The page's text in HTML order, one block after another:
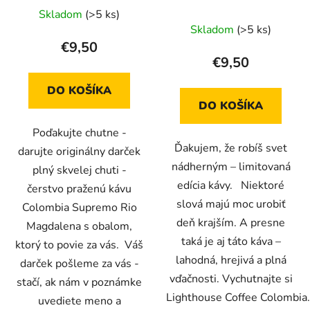
Skladom (>5 ks)
€9,50
DO KOŠÍKA
Poďakujte chutne -
darujte originálny darček
plný skvelej chuti -
čerstvo praženú kávu
Colombia Supremo Rio
Magdalena s obalom,
ktorý to povie za vás. Váš
darček pošleme za vás -
stačí, ak nám v poznámke
uvediete meno a
Skladom (>5 ks)
€9,50
DO KOŠÍKA
Ďakujem, že robíš svet
nádherným – limitovaná
edícia kávy. Niektoré
slová majú moc urobiť
deň krajším. A presne
taká je aj táto káva –
lahodná, hrejivá a plná
vďačnosti. Vychutnajte si
Lighthouse Coffee